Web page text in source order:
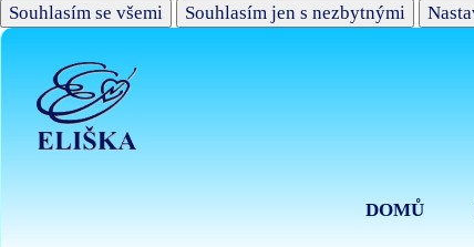
Souhlasím se všemi
Souhlasím jen s nezbytnými
DOMŮ